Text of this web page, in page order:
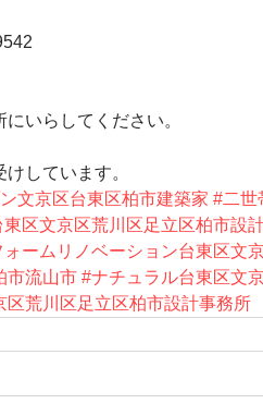
いらしてください。
しています。
文京区台東区柏市建築家 #二世
区文京区荒川区足立区柏市設
ォームリノベーション台東区文
市流山市 #ナチュラル台東区文
区荒川区足立区柏市設計事務所